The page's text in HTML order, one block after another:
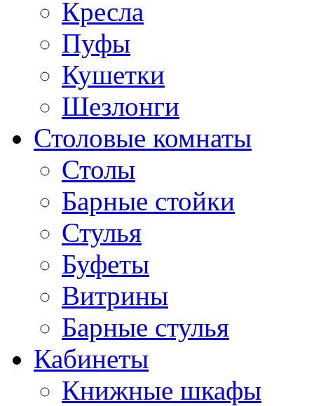
Кресла
Пуфы
Кушетки
Шезлонги
Столовые комнаты
Столы
Барные стойки
Стулья
Буфеты
Витрины
Барные стулья
Кабинеты
Книжные шкафы